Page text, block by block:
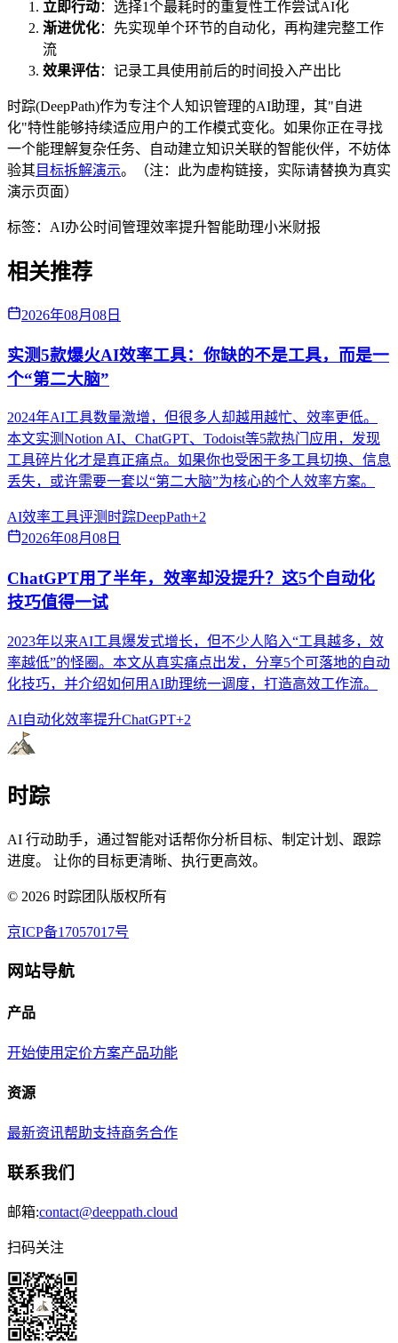
立即行动：选择1个最耗时的重复性工作尝试AI化
渐进优化：先实现单个环节的自动化，再构建完整工作
流
效果评估：记录工具使用前后的时间投入产出比
时踪(DeepPath)作为专注个人知识管理的AI助理，其"自进
化"特性能够持续适应用户的工作模式变化。如果你正在寻找
一个能理解复杂任务、自动建立知识关联的智能伙伴，不妨体
验其目标拆解演示。（注：此为虚构链接，实际请替换为真实
演示页面）
标签： AI办公时间管理效率提升智能助理小米财报
相关推荐
2026年08月08日
实测5款爆火AI效率工具：你缺的不是工具，而是一
个“第二大脑”
2024年AI工具数量激增，但很多人却越用越忙、效率更低。
本文实测Notion AI、ChatGPT、Todoist等5款热门应用，发现
工具碎片化才是真正痛点。如果你也受困于多工具切换、信息
丢失，或许需要一套以“第二大脑”为核心的个人效率方案。
AI效率工具评测 时踪DeepPath+2
2026年08月08日
ChatGPT用了半年，效率却没提升？这5个自动化
技巧值得一试
2023年以来AI工具爆发式增长，但不少人陷入“工具越多，效
率越低”的怪圈。本文从真实痛点出发，分享5个可落地的自动
化技巧，并介绍如何用AI助理统一调度，打造高效工作流。
AI自动化效率提升ChatGPT+2
时踪
AI 行动助手，通过智能对话帮你分析目标、制定计划、跟踪
进度。 让你的目标更清晰、执行更高效。
© 2026 时踪团队版权所有
京ICP备17057017号
网站导航
产品
开始使用 定价方案产品功能
资源
最新资讯帮助支持商务合作
联系我们
邮箱:contact@deeppath.cloud
扫码关注